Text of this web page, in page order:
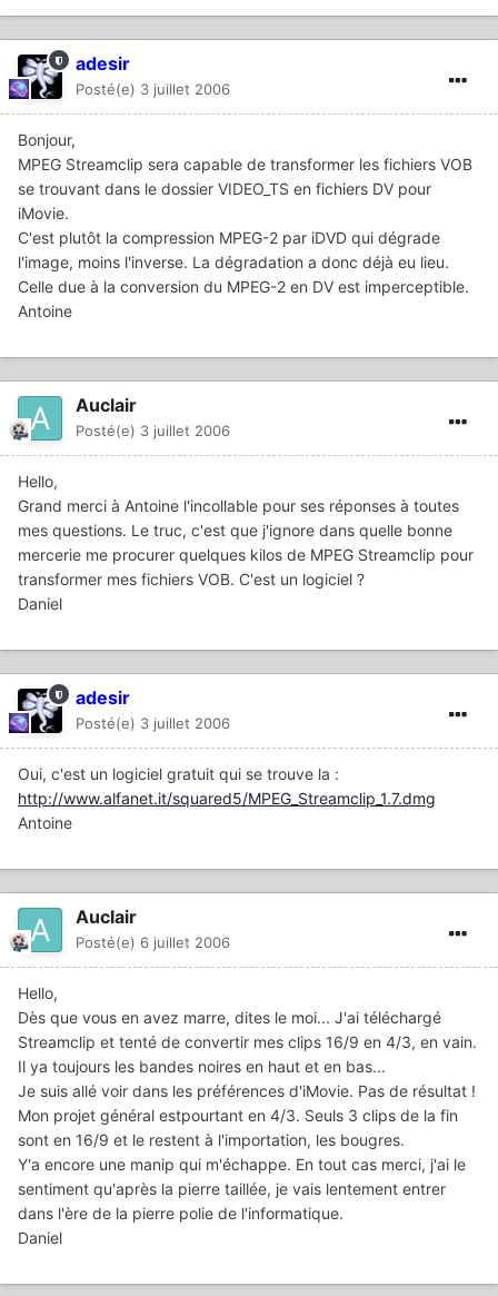
adesir
Posté(e) 3 juillet 2006
Bonjour,
MPEG Streamclip sera capable de transformer les fichiers VOB
se trouvant dans le dossier VIDEO_TS en fichiers DV pour
iMovie.
C'est plutôt la compression MPEG-2 par iDVD qui dégrade
l'image, moins l'inverse. La dégradation a donc déjà eu lieu.
Celle due à la conversion du MPEG-2 en DV est imperceptible.
Antoine
Auclair
Posté(e) 3 juillet 2006
Hello,
Grand merci à Antoine l'incollable pour ses réponses à toutes
mes questions. Le truc, c'est que j'ignore dans quelle bonne
mercerie me procurer quelques kilos de MPEG Streamclip pour
transformer mes fichiers VOB. C'est un logiciel ?
Daniel
adesir
Posté(e) 3 juillet 2006
Oui, c'est un logiciel gratuit qui se trouve la :
http://www.alfanet.it/squared5/MPEG_Streamclip_1.7.dmg
Antoine
Auclair
Posté(e) 6 juillet 2006
Hello,
Dès que vous en avez marre, dites le moi... J'ai téléchargé
Streamclip et tenté de convertir mes clips 16/9 en 4/3, en vain.
Il ya toujours les bandes noires en haut et en bas...
Je suis allé voir dans les préférences d'iMovie. Pas de résultat !
Mon projet général estpourtant en 4/3. Seuls 3 clips de la fin
sont en 16/9 et le restent à l'importation, les bougres.
Y'a encore une manip qui m'échappe. En tout cas merci, j'ai le
sentiment qu'après la pierre taillée, je vais lentement entrer
dans l'ère de la pierre polie de l'informatique.
Daniel